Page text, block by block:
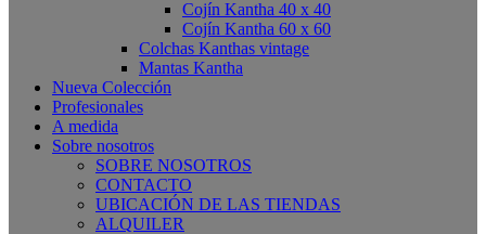
Cojín Kantha 40 x 40
Cojín Kantha 60 x 60
Colchas Kanthas vintage
Mantas Kantha
Nueva Colección
Profesionales
A medida
Sobre nosotros
SOBRE NOSOTROS
CONTACTO
UBICACIÓN DE LAS TIENDAS
ALQUILER